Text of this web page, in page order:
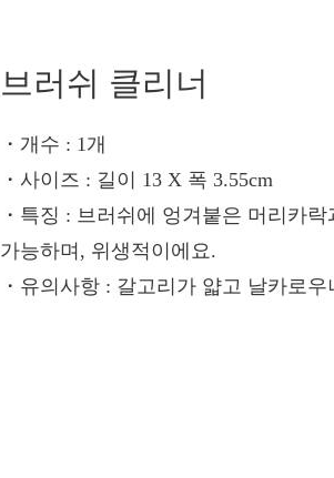
브러쉬 클리너
・개수 : 1개
・사이즈 : 길이 13 X 폭 3.55cm
・특징 : 브러쉬에 엉겨붙은 머리카
가능하며, 위생적이에요.
・유의사항 : 갈고리가 얇고 날카로